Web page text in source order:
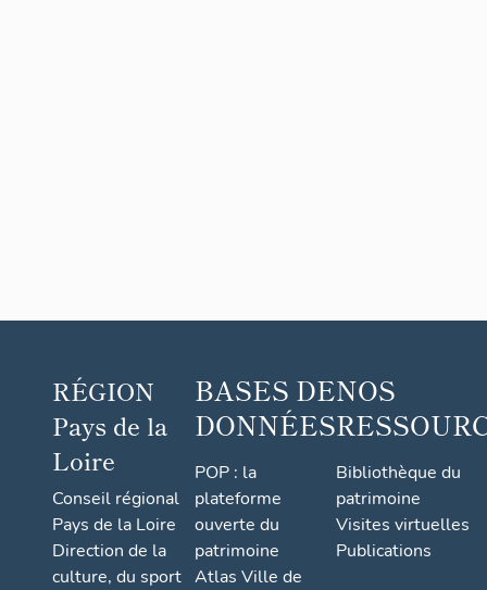
RÉGION
Pays de la
Loire
Conseil régional
Pays de la Loire
Direction de la
culture, du sport
BASES DE
DONNÉES
POP : la
plateforme
ouverte du
patrimoine
Atlas Ville de
NOS
Bibliothèque du
patrimoine
Visites virtuelles
Publications